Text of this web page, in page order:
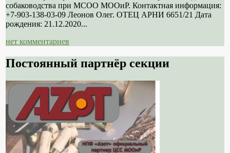
собаководства при МСОО МООиР. Контактная информация:
+7-903-138-03-09 Леонов Олег. ОТЕЦ АРНИ 6651/21 Дата
рождения: 21.12.2020...
нет комментариев
Постоянный партнёр секции